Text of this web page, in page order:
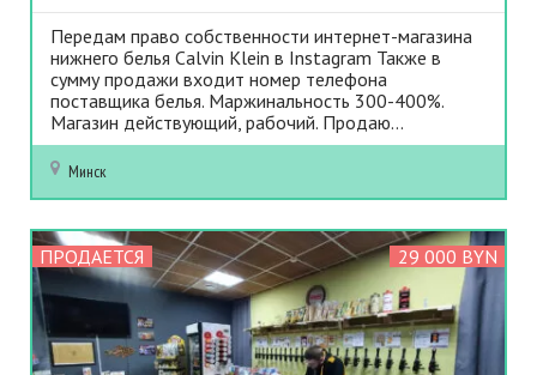
Передам право собственности интернет-магазина
нижнего белья Calvin Klein в Instagram Также в
сумму продажи входит номер телефона
поставщика белья. Маржинальность 300-400%.
Магазин действующий, рабочий. Продаю...
Минск
ПРОДАЕТСЯ 29 000 BYN